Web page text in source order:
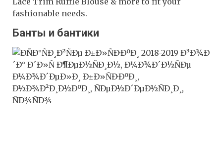
Банты и бантики